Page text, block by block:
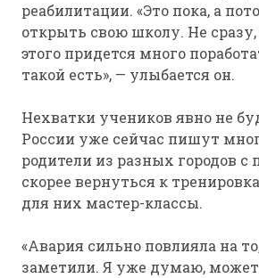
реабилитации. «Это пока, а
открыть свою школу. Не сразу,
этого придется много
такой есть», — улыбается он.
Нехватки учеников явно не
России уже сейчас пишут
родители из разных городов
скорее вернуться к
для них мастер-классы.
«Авария сильно повлияла на
заметили. Я уже думаю, может